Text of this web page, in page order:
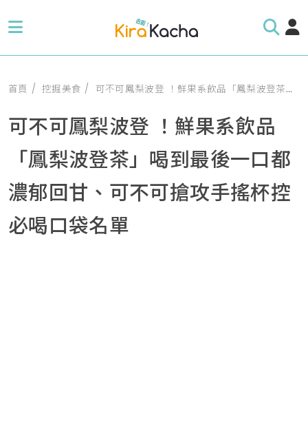
首頁 挖掘美食 可不可鳳梨波登 ！鮮果系飲品「鳳梨波登茶」喝到最後一口都濃郁回甘、可不可搶攻手搖杯控必喝口袋名單
可不可鳳梨波登 ！鮮果系飲品
「鳳梨波登茶」喝到最後一口都
濃郁回甘、可不可搶攻手搖杯控
必喝口袋名單